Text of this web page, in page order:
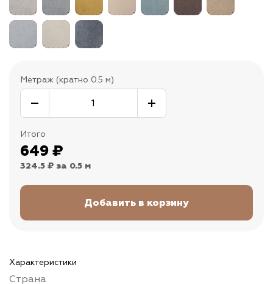
Метраж (кратно 0.5 м)
Итого
649 ₽
324.5 ₽ за 0.5 м
Характеристики
Страна